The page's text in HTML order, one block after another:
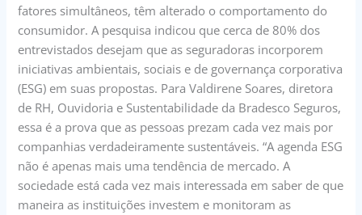
fatores simultâneos, têm alterado o comportamento do
consumidor. A pesquisa indicou que cerca de 80% dos
entrevistados desejam que as seguradoras incorporem
iniciativas ambientais, sociais e de governança corporativa
(ESG) em suas propostas. Para Valdirene Soares, diretora
de RH, Ouvidoria e Sustentabilidade da Bradesco Seguros,
essa é a prova que as pessoas prezam cada vez mais por
companhias verdadeiramente sustentáveis. “A agenda ESG
não é apenas mais uma tendência de mercado. A
sociedade está cada vez mais interessada em saber de que
maneira as instituições investem e monitoram as